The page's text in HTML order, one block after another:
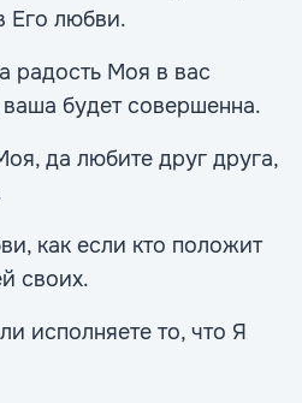
Его любви.
радость Моя в вас
будет совершенна.
да любите друг друга,
как если кто положит
своих.
исполняете то, что Я